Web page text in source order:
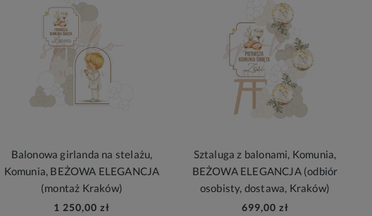
Balonowa girlanda na stelażu,
Komunia, BEŻOWA ELEGANCJA
(montaż Kraków)
1 250,00 zł
Sztaluga z balonami, Komunia,
BEŻOWA ELEGANCJA (odbiór
osobisty, dostawa, Kraków)
699,00 zł